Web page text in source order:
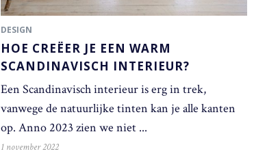
DESIGN
HOE CREËER JE EEN WARM
SCANDINAVISCH INTERIEUR?
Een Scandinavisch interieur is erg in trek,
vanwege de natuurlijke tinten kan je alle kanten
op. Anno 2023 zien we niet ...
1 november 2022